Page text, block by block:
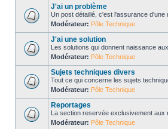
J'ai un problème
Un post détaillé, c'est l'assurance d'une
Modérateur: Pôle Technique
J'ai une solution
Les solutions qui donnent naissance aux
Modérateur: Pôle Technique
Sujets techniques divers
Tout ce qui concerne les sujets
Modérateur: Pôle Technique
Reportages
La section reservée exclusivement
Modérateur: Pôle Technique